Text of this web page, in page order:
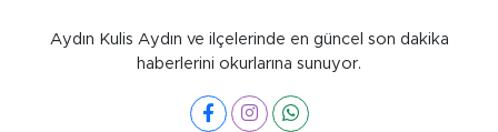
Aydın Kulis Aydın ve ilçelerinde en güncel son dakika
haberlerini okurlarına sunuyor.